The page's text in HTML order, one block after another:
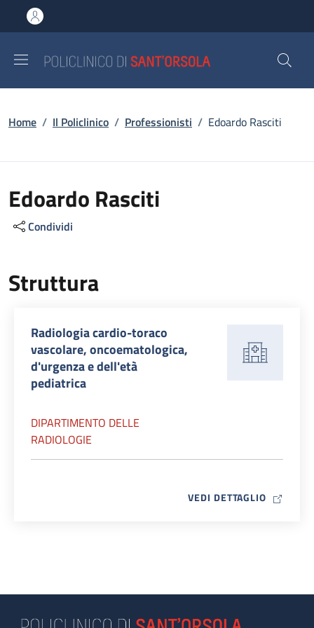
al contenuto principale
to footer content
Briciole di pane
Home / Il Policlinico / Professionisti / Edoardo Rasciti
Edoardo Rasciti
Condividi
Struttura
Radiologia cardio-toraco
vascolare, oncoematologica,
d'urgenza e dell'età
pediatrica
DIPARTIMENTO DELLE
RADIOLOGIE
VEDI DETTAGLIO MAP ICON